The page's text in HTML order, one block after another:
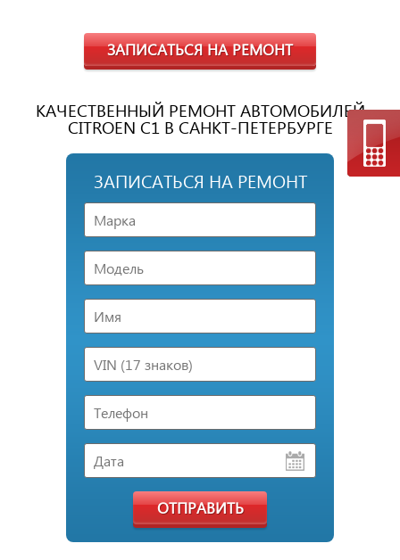
ЗАПИСАТЬСЯ НА РЕМОНТ
КАЧЕСТВЕННЫЙ РЕМОНТ АВТОМОБИЛЕЙ
CITROEN C1 В САНКТ-ПЕТЕРБУРГЕ
ЗАПИСАТЬСЯ НА РЕМОНТ
ОТПРАВИТЬ